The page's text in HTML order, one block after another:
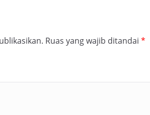
Ruas yang wajib ditandai *